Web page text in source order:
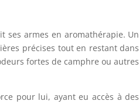
ses armes en aromathérapie. Un
précises tout en restant dans
fortes de camphre ou autres
pour lui, ayant eu accès à des